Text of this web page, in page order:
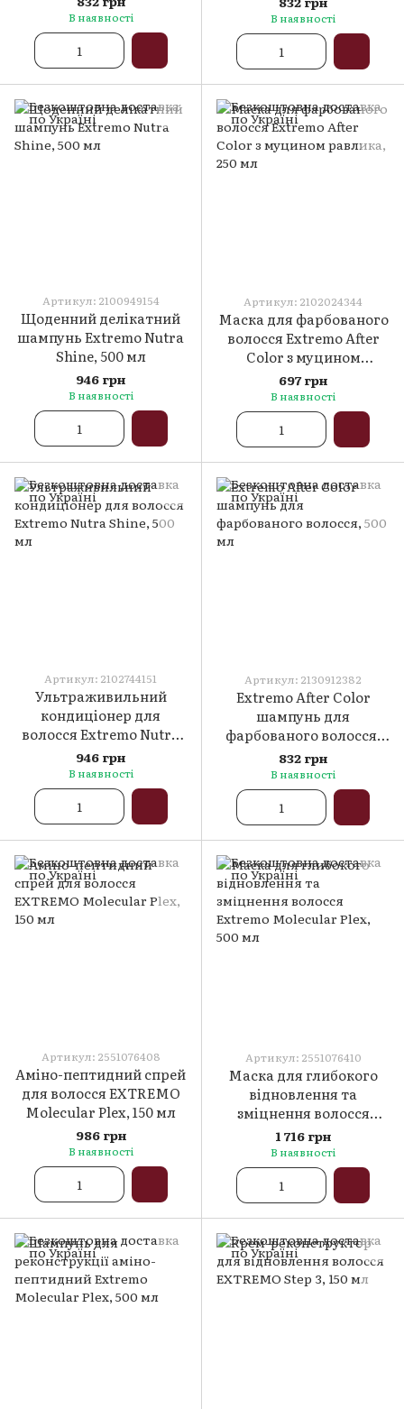
В наявності В наявності
Артикул: 2100949154
Щоденний делікатний
шампунь Extremo Nutra
Shine, 500 мл
946 грн
В наявності
Артикул: 2102024344
Маска для фарбованого
волосся Extremo After
Color з муцином
равлика, 250 мл
697 грн
В наявності
Артикул: 2102744151
Ультраживильний
кондиціонер для
волосся Extremo Nutra
Shine, 500 мл
946 грн
В наявності
Артикул: 2130912382
Extremo After Color
шампунь для
фарбованого волосся,
500 мл
832 грн
В наявності
Артикул: 2551076408
Аміно-пептидний спрей
для волосся EXTREMO
Molecular Plex, 150 мл
986 грн
В наявності
Артикул: 2551076410
Маска для глибокого
відновлення та
зміцнення волосся
Extremo Molecular Plex,
500 мл
1 716 грн
В наявності